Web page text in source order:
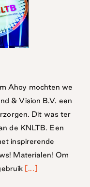
Ahoy mochten we
& Vision B.V. een
Dit was ter
de KNLTB. Een
inspirerende
Materialen! Om
[...]